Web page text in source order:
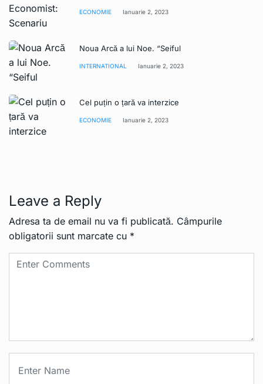
ECONOMIE Ianuarie 2, 2023
Noua Arcă a lui Noe. “Seiful
INTERNATIONAL Ianuarie 2, 2023
Cel puțin o țară va interzice
ECONOMIE Ianuarie 2, 2023
Leave a Reply
Adresa ta de email nu va fi publicată. Câmpurile
obligatorii sunt marcate cu *